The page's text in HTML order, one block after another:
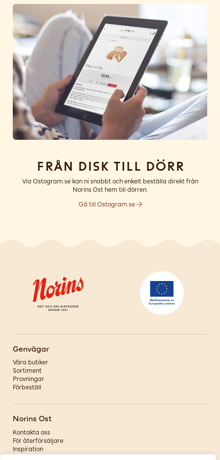
Från disk till dörr
Via Ostogram.se kan ni snabbt och enkelt beställa direkt från
Norins Ost hem till dörren.
Gå till Ostogram.se
Genvägar
Våra butiker
Sortiment
Provningar
Förbeställ
Norins Ost
Kontakta oss
För återförsäljare
Inspiration
Om oss